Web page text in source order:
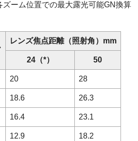
ーム位置での最大露光可能GN換算
レンズ焦点距離（照射角）mm
24（*） 50
20 28
18.6 26.3
16.4 23.1
12.9 18.2